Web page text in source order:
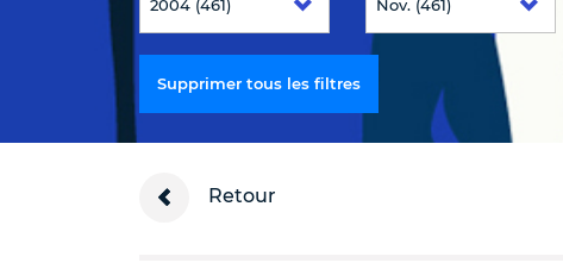
Supprimer tous les filtres
Retour